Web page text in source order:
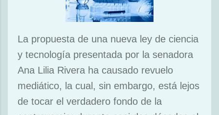
La propuesta de una nueva ley de ciencia
y tecnología presentada por la senadora
Ana Lilia Rivera ha causado revuelo
mediático, la cual, sin embargo, está lejos
de tocar el verdadero fondo de la